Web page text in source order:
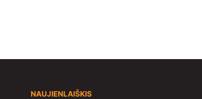
NAUJIENLAIŠKIS